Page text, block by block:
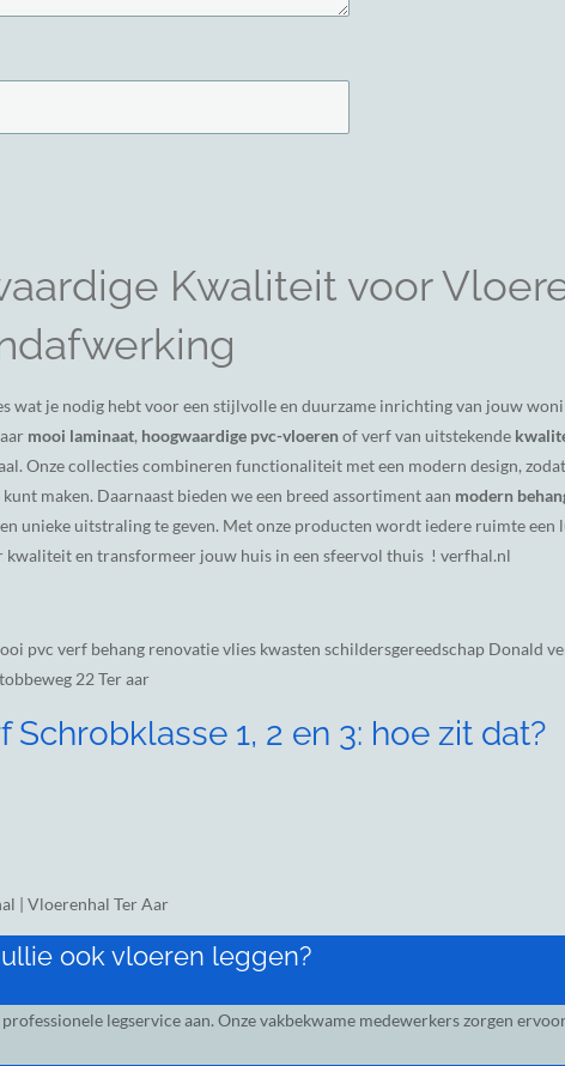
Kwaliteit voor
wat je nodig hebt voor een stijlvolle en duurzame inrichting van jouw
mooi laminaat, hoogwaardige pvc-vloerenof verf van uitstekende
Onze collecties combineren functionaliteit met een modern design,
maken. Daarnaast bieden we een breed assortiment aan modern
unieke uitstraling te geven. Met onze producten wordt iedere ruimte een
kwaliteit en transformeer jouw huis in een sfeervol thuis ! verfhal.nl
pvc verf behang renovatie vlies kwasten schildersgereedschap Donald
22 Ter aar
Schrobklasse 1, 2 en 3: hoe zit dat?
| Vloerenhal Ter Aar
ook vloeren leggen?
professionele legservice aan. Onze vakbekwame medewerkers zorgen